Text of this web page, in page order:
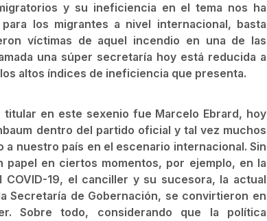
y su ineficiencia en el tema nos ha
los migrantes a nivel internacional, basta
víctimas de aquel incendio en una de las
una súper secretaría hoy está reducida a
altos índices de ineficiencia que presenta.
en este sexenio fue Marcelo Ebrard, hoy
dentro del partido oficial y tal vez muchos
nuestro país en el escenario internacional. Sin
en ciertos momentos, por ejemplo, en la
19, el canciller y su sucesora, la actual
Secretaría de Gobernación, se convirtieron en
Sobre todo, considerando que la política